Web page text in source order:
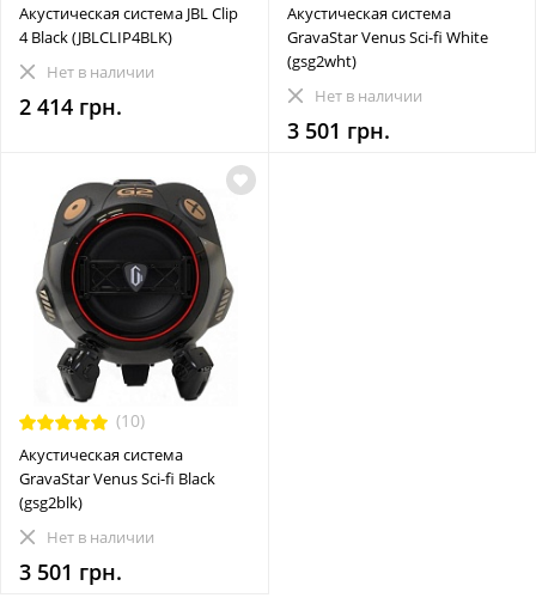
Акустическая система JBL Clip
4 Black (JBLCLIP4BLK)
Нет в наличии
2 414 грн.
Акустическая система
GravaStar Venus Sci-fi White
(gsg2wht)
Нет в наличии
3 501 грн.
(10)
Акустическая система
GravaStar Venus Sci-fi Black
(gsg2blk)
Нет в наличии
3 501 грн.